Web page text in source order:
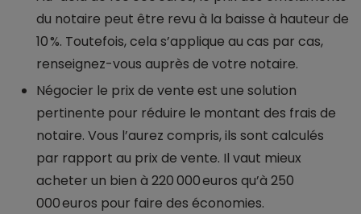
du notaire peut être revu à la baisse à hauteur de
10 %. Toutefois, cela s’applique au cas par cas,
renseignez-vous auprès de votre notaire.
Négocier le prix de vente est une solution
pertinente pour réduire le montant des frais de
notaire. Vous l’aurez compris, ils sont calculés
par rapport au prix de vente. Il vaut mieux
acheter un bien à 220 000 euros qu’à 250
000 euros pour faire des économies.